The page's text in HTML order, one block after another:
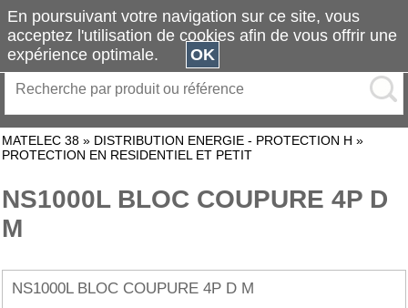
MATELEC 38 » DISTRIBUTION ENERGIE - PROTECTION H »
PROTECTION EN RESIDENTIEL ET PETIT
NS1000L BLOC COUPURE 4P D
M
NS1000L BLOC COUPURE 4P D M
En poursuivant votre navigation sur ce site, vous
acceptez l'utilisation de cookies afin de vous offrir une
expérience optimale.
OK